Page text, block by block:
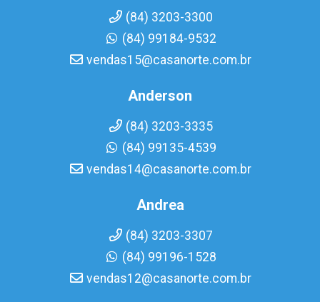
(84) 3203-3300
(84) 99184-9532
vendas15@casanorte.com.br
Anderson
(84) 3203-3335
(84) 99135-4539
vendas14@casanorte.com.br
Andrea
(84) 3203-3307
(84) 99196-1528
vendas12@casanorte.com.br